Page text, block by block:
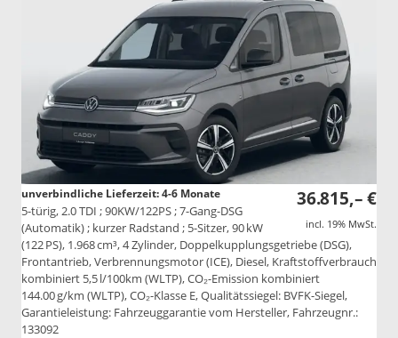
36.815,– €
incl. 19% MwSt.
unverbindliche Lieferzeit: 4-6 Monate
5-türig, 2.0 TDI ; 90KW/122PS ; 7-Gang-DSG
(Automatik) ; kurzer Radstand ; 5-Sitzer, 90 kW
(122 PS), 1.968 cm³, 4 Zylinder, Doppelkupplungsgetriebe (DSG),
Frontantrieb, Verbrennungsmotor (ICE), Diesel, Kraftstoffverbrauch
kombiniert 5,5 l/100km (WLTP), CO₂-Emission kombiniert
144.00 g/km (WLTP), CO₂-Klasse E, Qualitätssiegel: BVFK-Siegel,
Garantieleistung: Fahrzeuggarantie vom Hersteller, Fahrzeugnr.:
133092